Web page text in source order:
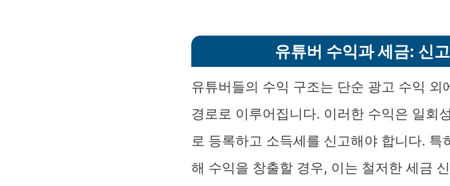
유튜버 수익과 세금: 신
유튜버들의 수익 구조는 단순 광고 수익 외
경로로 이루어집니다. 이러한 수익은 일회
로 등록하고 소득세를 신고해야 합니다.
해 수익을 창출할 경우, 이는 철저한 세금